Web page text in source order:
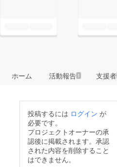
ホーム 活動報告1 支援者
投稿するには ログイン が
必要です。
プロジェクトオーナーの承
認後に掲載されます。承認
された内容を削除すること
はできません。